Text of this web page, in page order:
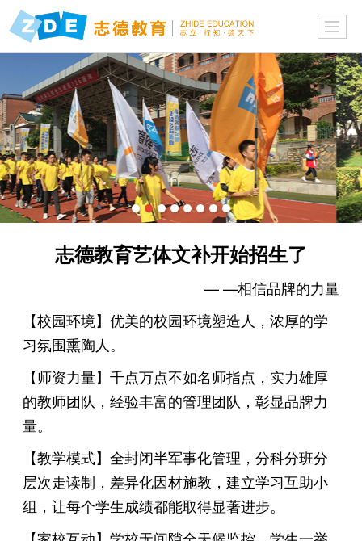
志德教育艺体文补开始招生了
— —相信品牌的力量
【校园环境】优美的校园环境塑造人，浓厚的学
习氛围熏陶人。
【师资力量】千点万点不如名师指点，实力雄厚
的教师团队，经验丰富的管理团队，彰显品牌力
量。
【教学模式】全封闭半军事化管理，分科分班分
层次走读制，差异化因材施教，建立学习互助小
组，让每个学生成绩都能取得显著进步。